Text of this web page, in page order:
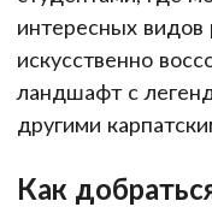
интересных видов
искусственно
ландшафт с
другими
Как